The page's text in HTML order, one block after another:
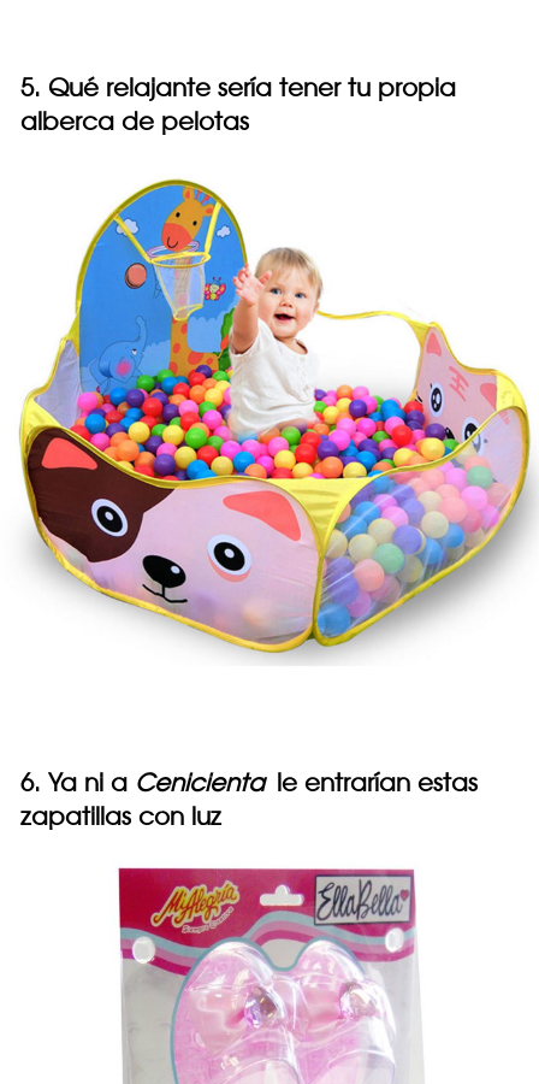
5. Qué relajante sería tener tu propia
alberca de pelotas
6. Ya ni a Cenicienta le entrarían estas
zapatillas con luz